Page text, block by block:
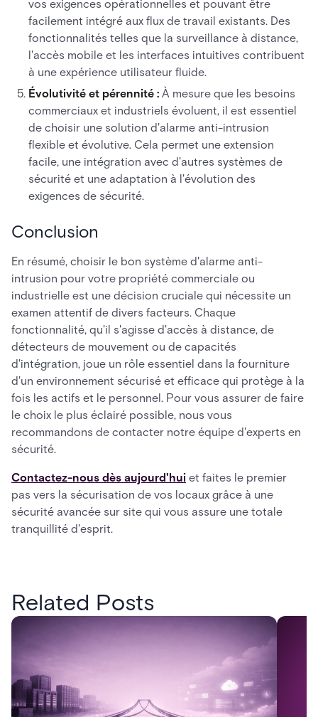
vos exigences opérationnelles et pouvant être
facilement intégré aux flux de travail existants. Des
fonctionnalités telles que la surveillance à distance,
l'accès mobile et les interfaces intuitives contribuent
à une expérience utilisateur fluide.
Évolutivité et pérennité : À mesure que les besoins
commerciaux et industriels évoluent, il est essentiel
de choisir une solution d'alarme anti-intrusion
flexible et évolutive. Cela permet une extension
facile, une intégration avec d'autres systèmes de
sécurité et une adaptation à l'évolution des
exigences de sécurité.
Conclusion
En résumé, choisir le bon système d'alarme anti-
intrusion pour votre propriété commerciale ou
industrielle est une décision cruciale qui nécessite un
examen attentif de divers facteurs. Chaque
fonctionnalité, qu'il s'agisse d'accès à distance, de
détecteurs de mouvement ou de capacités
d'intégration, joue un rôle essentiel dans la fourniture
d'un environnement sécurisé et efficace qui protège à la
fois les actifs et le personnel. Pour vous assurer de faire
le choix le plus éclairé possible, nous vous
recommandons de contacter notre équipe d'experts en
sécurité.
Contactez-nous dès aujourd'hui et faites le premier
pas vers la sécurisation de vos locaux grâce à une
sécurité avancée sur site qui vous assure une totale
tranquillité d'esprit.
Related Posts